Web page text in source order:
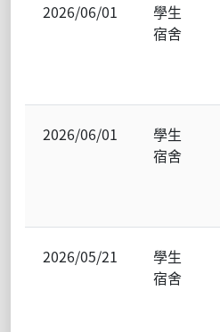
2026/06/01
學生
宿舍
2026/06/01
學生
宿舍
2026/05/21
學生
宿舍